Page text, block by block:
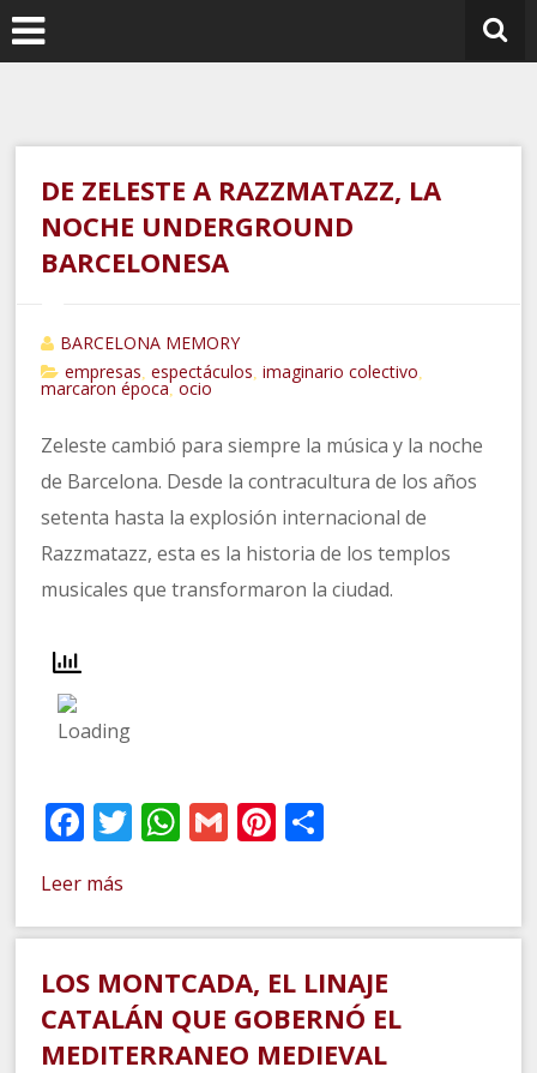
Ir
al
contenido
DE ZELESTE A RAZZMATAZZ, LA
NOCHE UNDERGROUND
BARCELONESA
BARCELONA MEMORY
empresas
,espectáculos ,imaginario colectivo
marcaron época ,ocio
Zeleste cambió para siempre la música y la noche
de Barcelona. Desde la contracultura de los años
setenta hasta la explosión internacional de
Razzmatazz, esta es la historia de los templos
musicales que transformaron la ciudad.
Facebook
Twitter
WhatsApp
GmailPinterest
Leer más
LOS MONTCADA, EL LINAJE
CATALÁN QUE GOBERNÓ EL
MEDITERRANEO MEDIEVAL